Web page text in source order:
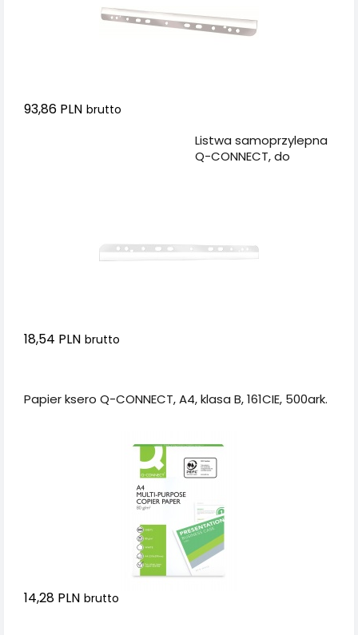
93,86 PLN brutto
Listwa samoprzylepna
Q-CONNECT, do
18,54 PLN brutto
Papier ksero Q-CONNECT, A4, klasa B, 161CIE, 500ark.
14,28 PLN brutto